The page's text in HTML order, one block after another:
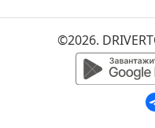
©2026.